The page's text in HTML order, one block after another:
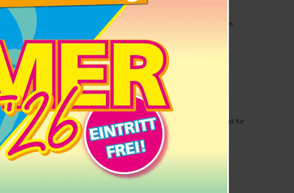
Informationen zur Einwilligung für Service-Gruppen und einzelne Services.
Der Eigentümer ist verantwortlich für den Inhalt dieser Website und für
Daten.
datenschutzerklaerung/
cookies/